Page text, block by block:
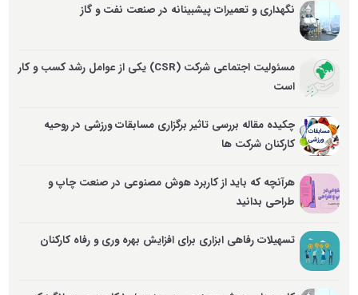
نگهداری و تعمیرات پیشبینانه در صنعت نفت و گاز
مسئولیت اجتماعی شرکت (CSR) یکی از عوامل رشد کسب‌ و کار
است
چکیده مقاله بررسی تاثیر برگزاری مسابقات ورزشی در روحیه
کارکنان شرکت ها
هرآنچه که باید از کاربرد هوش مصنوعی در صنعت چاپ و
طراحی بدانید
تسهیلات رفاهی ابزاری برای افزایش بهره وری و رفاه کارکنان